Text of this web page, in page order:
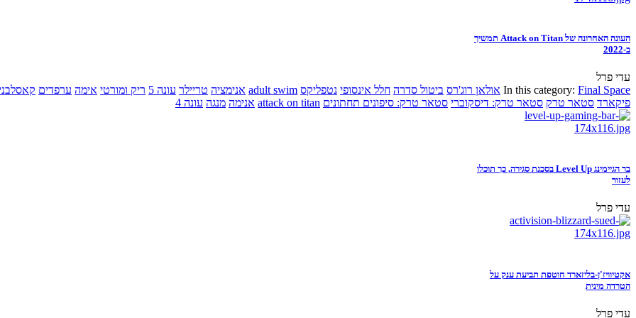
העונה האחרונה של Attack on Titan תמשיך
ב-2022
עדי פרל
In this category: Final Space אולאן רוג'רס ביטול סדרה חלל אינסופי נטפליקס adult swim אנימציה טריילר עונה 5 ריק ומורטי אימה ערפדים
פיקארד סטאר טרק סטאר טרק: דיסקוברי סטאר טרק: סיפונים תחתונים attack on titan אנימה מנגה עונה 4
בר הגיימינג Level Up בסכנת סגירה, כך תוכלו
לעזור
עדי פרל
אקטיוויז'ן-בליזארד חוטפת תביעת ענק על
הטרדה מינית
עדי פרל